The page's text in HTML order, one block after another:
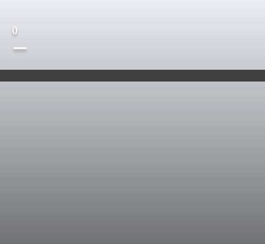
()
—